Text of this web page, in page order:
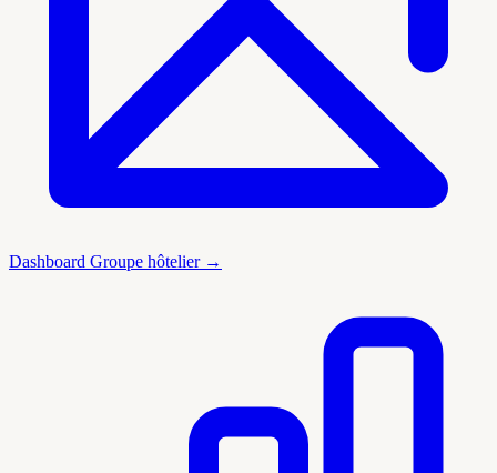
Dashboard Groupe hôtelier →